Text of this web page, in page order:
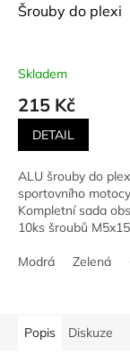
Šrouby do plexi
Skladem
215 Kč
DETAIL
ALU šrouby do
sportovního
Kompletní sada
10ks šroubů
zapouzdřených
Modrá Zelená
Popis Diskuze